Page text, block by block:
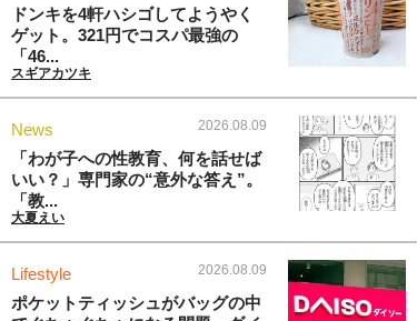
ドンキを4軒ハシゴしてようやく
ゲット。321円でコスパ最強の
「46...
スギアカツキ
News 2026.08.09
「わが子への性教育、何を話せば
いい？」専門家の“意外な答え”。
「教...
大夏えい
Lifestyle 2026.08.09
ポケットティッシュがバッグの中